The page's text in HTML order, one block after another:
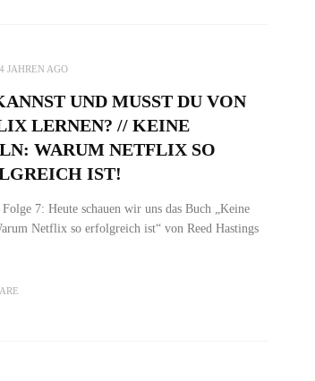
4 JAHREN AGO
UND MUSST DU VON
LERNEN? // KEINE
WARUM NETFLIX SO
IST!
7: Heute schauen wir uns das Buch „Keine
Netflix so erfolgreich ist“ von Reed Hastings